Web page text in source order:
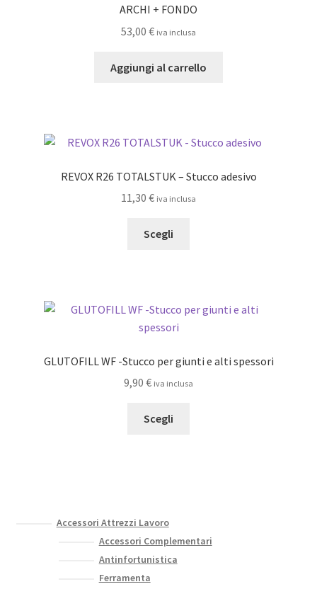
ARCHI + FONDO
53,00 € iva inclusa
Aggiungi al carrello
REVOX R26 TOTALSTUK – Stucco adesivo
11,30 € iva inclusa
Scegli
Le
essere
scelte
GLUTOFILL WF -Stucco per giunti e alti spessori
9,90 € iva inclusa
Scegli
possono
Accessori Attrezzi Lavoro
Accessori Complementari
Antinfortunistica
Ferramenta